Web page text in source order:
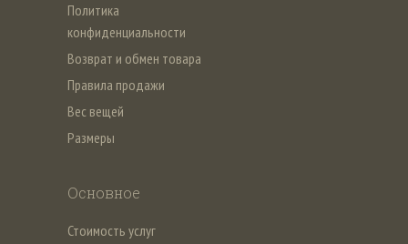
Политика
конфиденциальности
Возврат и обмен товара
Правила продажи
Вес вещей
Размеры
Основное
Стоимость услуг